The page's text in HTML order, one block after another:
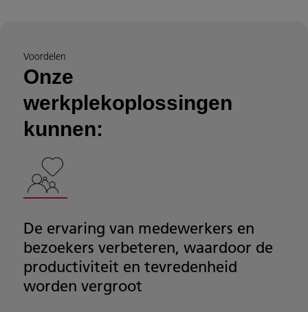
Voordelen
Onze
werkplekoplossingen
kunnen:
De ervaring van medewerkers en
bezoekers verbeteren, waardoor de
productiviteit en tevredenheid
worden vergroot